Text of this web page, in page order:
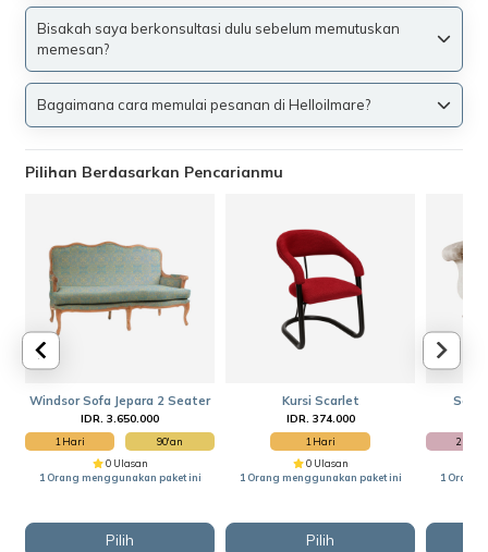
Bisakah saya berkonsultasi dulu sebelum memutuskan
memesan?
Bagaimana cara memulai pesanan di Helloilmare?
Pilihan Berdasarkan Pencarianmu
Windsor Sofa Jepara 2 Seater
IDR. 3.650.000
1 Hari
90'an
0 Ulasan
1 Orang menggunakan paket ini
Pilih
Kursi Scarlet
IDR. 374.000
1 Hari
0 Ulasan
1 Orang menggunakan paket ini
Pilih
Sofa
2 Hari
1 Orang